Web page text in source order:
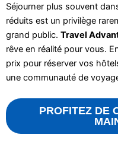
Séjourner plus souvent
réduits est un privilège
grand public. Travel
rêve en réalité pour vous.
prix pour réserver vos
une communauté de
PROFITEZ DE